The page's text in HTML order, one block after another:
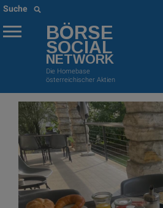
Suche
BÖRSE
SOCIAL
NETWORK
Die Homebase
österreichischer Aktien